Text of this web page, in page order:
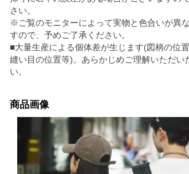
さい。
※ご覧のモニターによって実物と色合いが異
すので、予めご了承ください。
■大量生産による個体差が生じます(図柄の位
縫い目の位置等)。あらかじめご理解いただい
い。
商品画像